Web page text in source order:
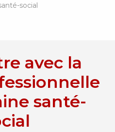
social
avec la
santé-